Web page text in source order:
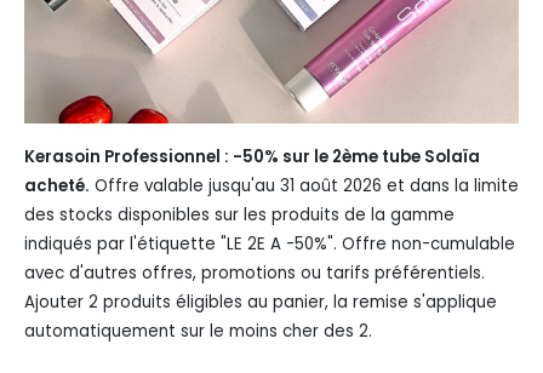
Kerasoin Professionnel : -50% sur le 2ème tube Solaïa
acheté. Offre valable jusqu'au 31 août 2026 et dans la limite
des stocks disponibles sur les produits de la gamme
indiqués par l'étiquette "LE 2E A -50%". Offre non-cumulable
avec d'autres offres, promotions ou tarifs préférentiels.
Ajouter 2 produits éligibles au panier, la remise s'applique
automatiquement sur le moins cher des 2.